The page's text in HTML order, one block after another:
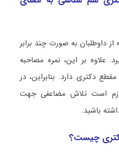
داوطلبان به صورت چند برابر
بر این، نمره مصاحبه
دکتری دارد. بنابراین، در
است تلاش مضاعفی جهت
باشید.
چیست؟